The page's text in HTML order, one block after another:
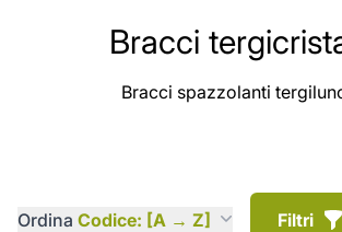
Bracci
Bracci spazzolanti
Ordina Codice: [A → Z] Filtri